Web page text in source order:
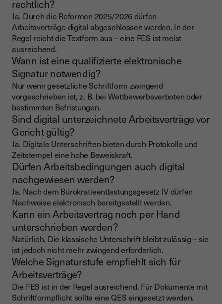
rechtlich?
Ja. Durch die Reformen 2025/2026 dürfen
Arbeitsverträge digital abgeschlossen werden. In der
Regel reicht die Textform aus – eine FES ist meist
ausreichend.
Wann ist eine qualifizierte elektronische
Signatur notwendig?
Nur wenn gesetzliche Schriftform zwingend
vorgeschrieben ist, z. B. bei Wettbewerbsverboten oder
bestimmten Befristungen.
Sind digital unterzeichnete Arbeitsverträge vor
Gericht gültig?
Ja. Digitale Unterschriften bieten durch Protokolle und
Zeitstempel eine hohe Beweiskraft.
Dürfen Arbeitsbedingungen auch digital
nachgewiesen werden?
Ja. Nach dem Bürokratieentlastungsgesetz IV dürfen
Nachweise elektronisch bereitgestellt werden.
Kann ein Arbeitsvertrag noch per Hand
unterschrieben werden?
Natürlich. Die klassische Unterschrift bleibt zulässig – sie
ist jedoch nicht mehr zwingend erforderlich.
Welche Signaturstufe empfiehlt sich für
Arbeitsverträge?
Die FES ist in der Regel ausreichend. Für Dokumente mit
Schriftformpflicht sollte eine QES eingesetzt werden.